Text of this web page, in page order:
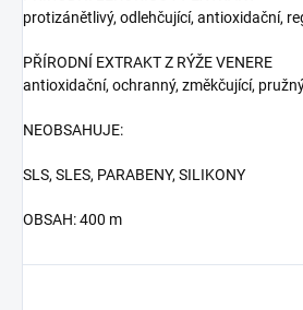
protizánětlivý, odlehčující, antioxidační,
PŘÍRODNÍ EXTRAKT Z RÝŽE VENERE
antioxidační, ochranný, změkčující,
NEOBSAHUJE:
SLS, SLES, PARABENY, SILIKONY
OBSAH: 400 m